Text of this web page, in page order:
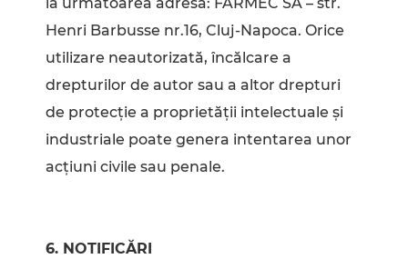
Henri Barbusse nr.16, Cluj-Napoca. Orice
utilizare neautorizată, încălcare a
drepturilor de autor sau a altor drepturi
de protecţie a proprietății intelectuale şi
industriale poate genera intentarea unor
acţiuni civile sau penale.
6. NOTIFICĂRI